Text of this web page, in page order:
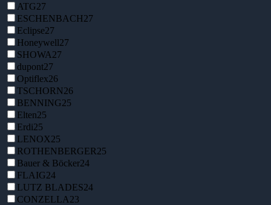
ATG27
ESCHENBACH27
Eclipse27
Honeywell27
SHOWA27
dupont27
Optiflex26
TSCHORN26
BENNING25
Elten25
Erdi25
LENOX25
ROTHENBERGER25
Bauer & Böcker24
FLAIG24
LUTZ BLADES24
CONZELLA23